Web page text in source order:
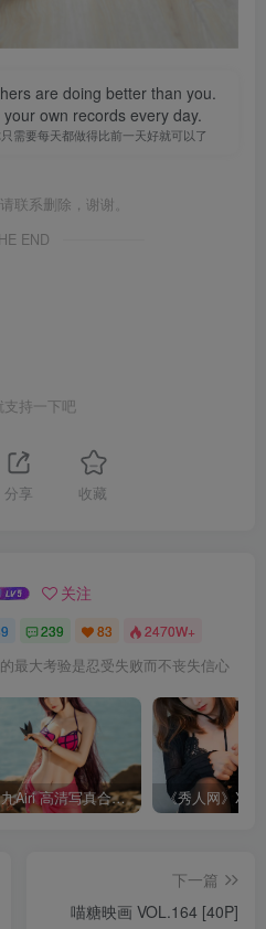
are doing better than you.
own records every day.
需要每天都做得比前一天好就可以了
联系删除，谢谢。
END
支持一下吧
分享 收藏
关注
239 83 2470W+
最大考验是忍受失败而不丧失信心
仙九Airi 高清写真合集[持续更新]
下一篇
喵糖映画 VOL.164 [40P]